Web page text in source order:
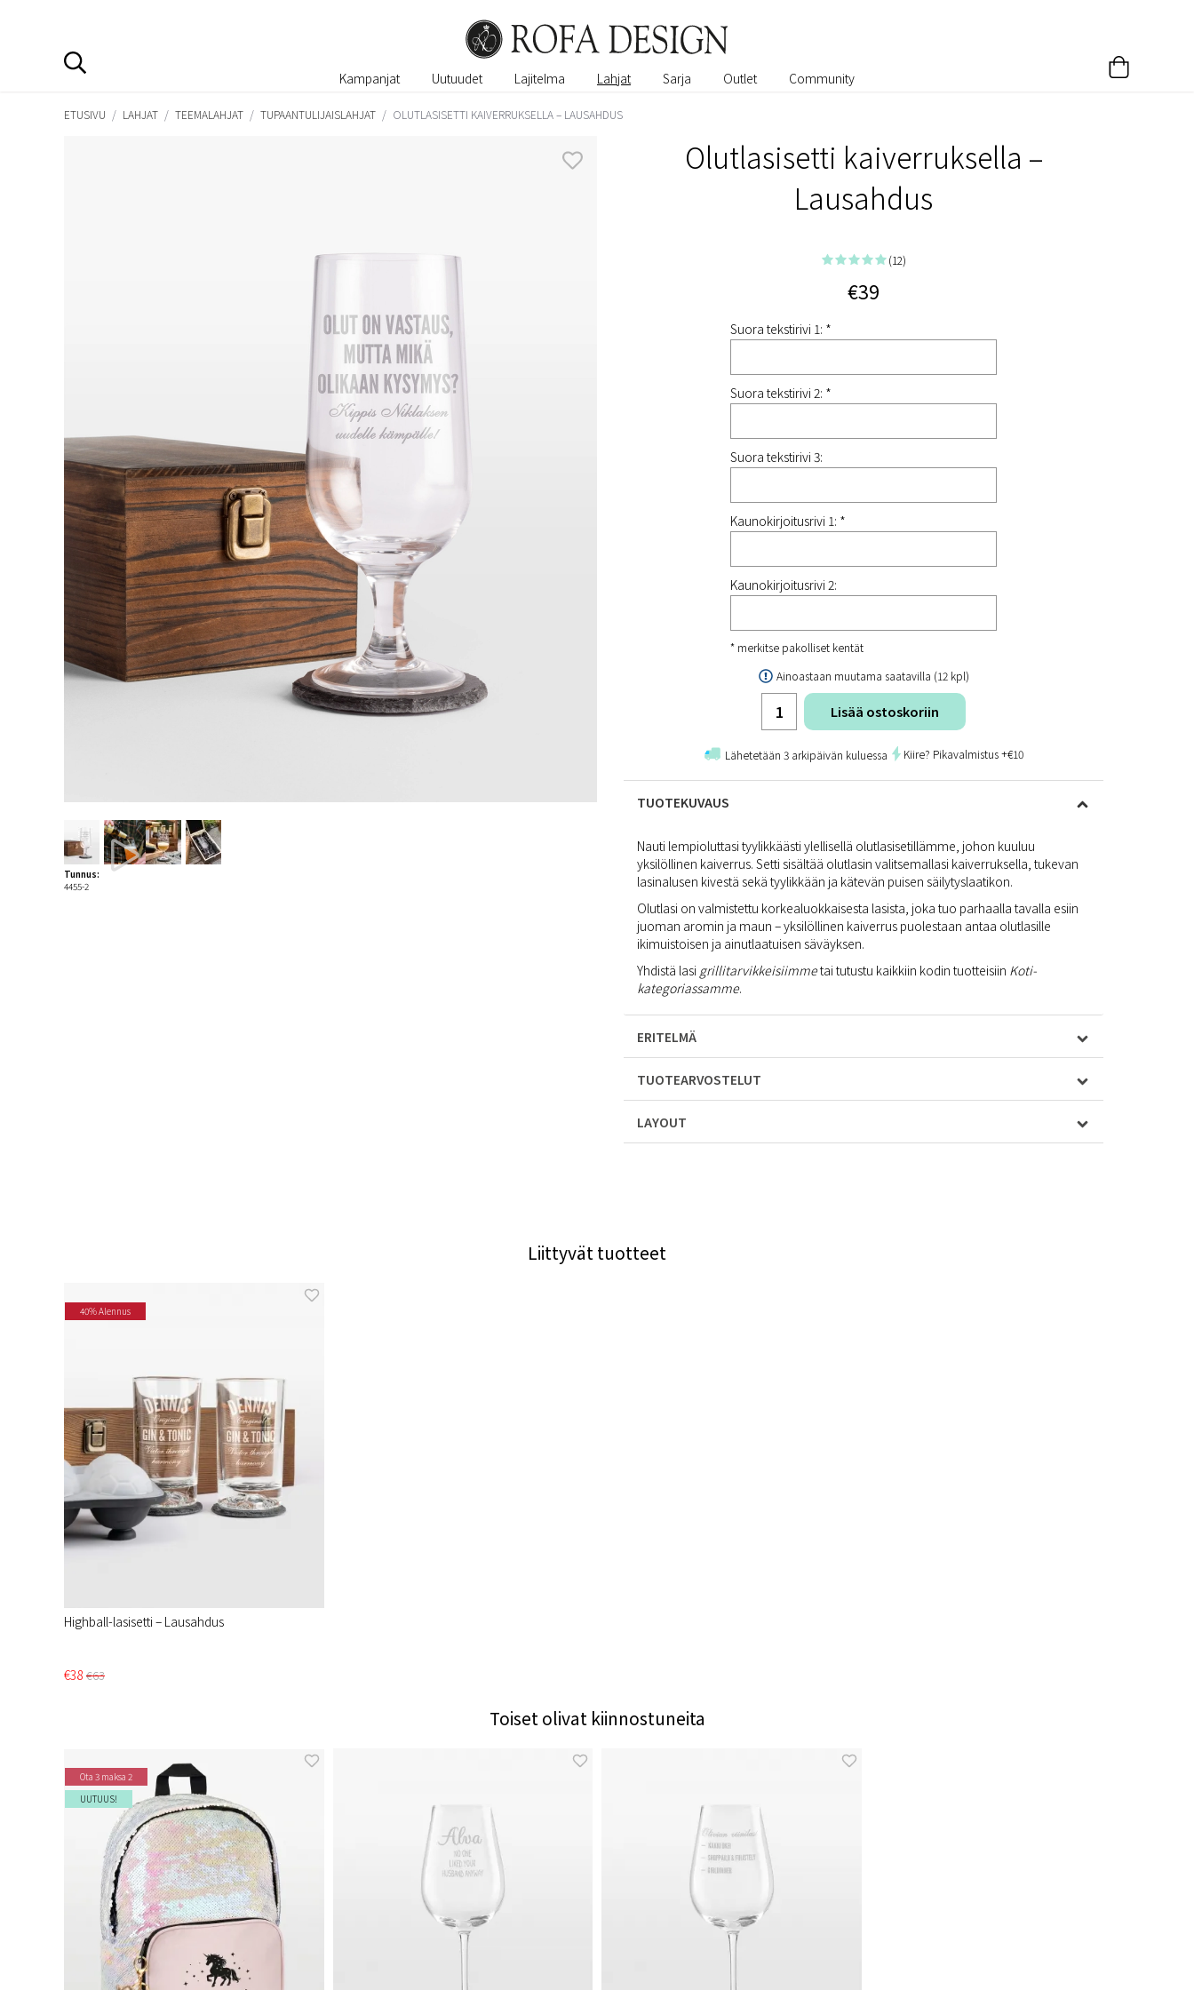
Kampanjat Uutuudet Lajitelma Lahjat Sarja Outlet Community
ETUSIVU / LAHJAT / TEEMALAHJAT / TUPAANTULIJAISLAHJAT / OLUTLASISETTI KAIVERRUKSELLA – LAUSAHDUS
Olutlasisetti kaiverruksella –
Lausahdus
(12)
€39
Suora tekstirivi 1: *
Suora tekstirivi 2: *
Suora tekstirivi 3:
Kaunokirjoitusrivi 1: *
Kaunokirjoitusrivi 2:
* merkitse pakolliset kentät
Ainoastaan muutama saatavilla (12 kpl)
Lisää ostoskoriin
Lähetetään 3 arkipäivän kuluessa Kiire? Pikavalmistus +€10
TUOTEKUVAUS
Nauti lempioluttasi tyylikkäästi ylellisellä olutlasisetillämme, johon kuuluu
yksilöllinen kaiverrus. Setti sisältää olutlasin valitsemallasi kaiverruksella, tukevan
lasinalusen kivestä sekä tyylikkään ja kätevän puisen säilytyslaatikon.
Olutlasi on valmistettu korkealuokkaisesta lasista, joka tuo parhaalla tavalla esiin
juoman aromin ja maun – yksilöllinen kaiverrus puolestaan antaa olutlasille
ikimuistoisen ja ainutlaatuisen säväyksen.
Yhdistä lasi grillitarvikkeisiimmetai tutustu kaikkiin kodin tuotteisiin Koti-
kategoriassamme.
ERITELMÄ
TUOTEARVOSTELUT
LAYOUT
Tunnus:
4455-2
Liittyvät tuotteet
40% Alennus
Highball-lasisetti – Lausahdus
€38 €63
Toiset olivat kiinnostuneita
Ota 3 maksa 2
UUTUUS!